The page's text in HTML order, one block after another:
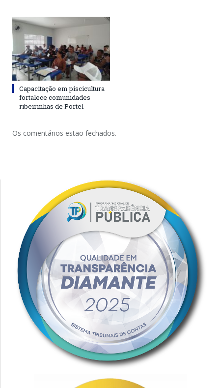
Capacitação em piscicultura
fortalece comunidades
ribeirinhas de Portel
Os comentários estão fechados.